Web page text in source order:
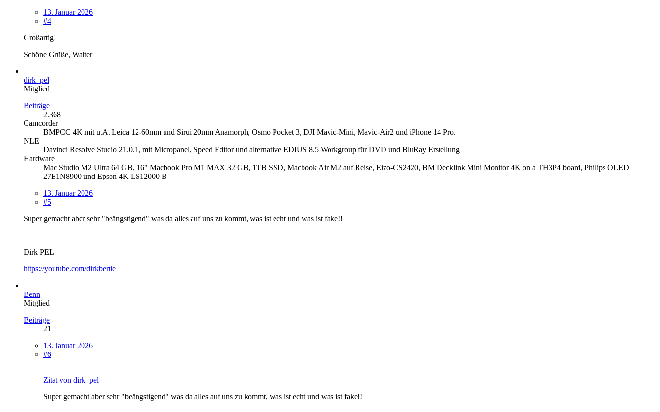
13. Januar 2026
#4
Großartig!
Schöne Grüße, Walter
dirk_pel
Mitglied
Beiträge
2.368
Camcorder
BMPCC 4K mit u.A. Leica 12-60mm und Sirui 20mm Anamorph, Osmo Pocket 3, DJI Mavic-Mini, Mavic-Air2 und iPhone 14 Pro.
NLE
Davinci Resolve Studio 21.0.1, mit Micropanel, Speed Editor und alternative EDIUS 8.5 Workgroup für DVD und BluRay Erstellung
Hardware
Mac Studio M2 Ultra 64 GB, 16" Macbook Pro M1 MAX 32 GB, 1TB SSD, Macbook Air M2 auf Reise, Eizo-CS2420, BM Decklink Mini Monitor 4K on a TH3P4 board, Philips OLED
27E1N8900 und Epson 4K LS12000 B
13. Januar 2026
#5
Super gemacht aber sehr "beängstigend" was da alles auf uns zu kommt, was ist echt und was ist fake!!
Dirk PEL
https://youtube.com/dirkbertie
Benn
Mitglied
Beiträge
21
13. Januar 2026
#6
Zitat von dirk_pel
Super gemacht aber sehr "beängstigend" was da alles auf uns zu kommt, was ist echt und was ist fake!!